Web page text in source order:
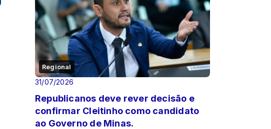
Regional
31/07/2026
Republicanos deve rever decisão e
confirmar Cleitinho como candidato
ao Governo de Minas.